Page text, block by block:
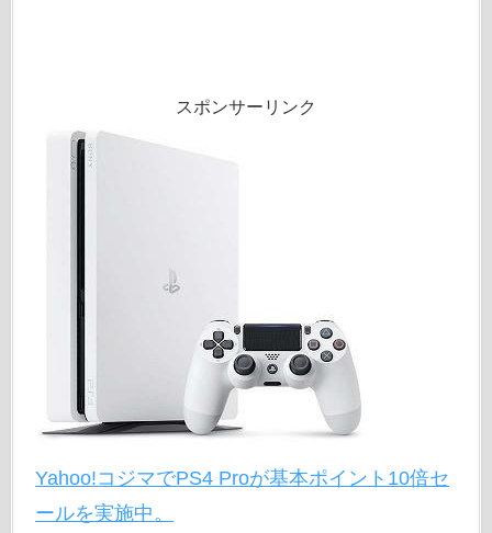
スポンサーリンク
Yahoo!コジマでPS4 Proが基本ポイント10倍セ
ールを実施中。